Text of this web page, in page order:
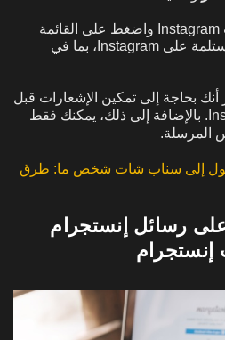
ابحث الآن عن علامة التبويب Instagram واضغط على القائمة
المنسدلة لرؤية الرسائل المستلمة على Instagram، بما في
بحاجة إلى تمكين الإشعارات قبل
أن يتم حذف رسائل Instagram. بالإضافة إلى ذلك، يمكنك فقط
المرسلة.
إلى سناب شات شخص ما: طرق
على رسائل إنستجرام
إنستجرام